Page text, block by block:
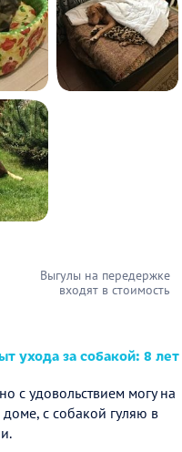
Выгулы на передержке
входят в стоимость
ухода за собакой: 8 лет
с удовольствием могу на
с собакой гуляю в